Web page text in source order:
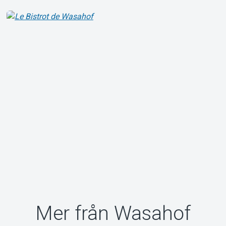
Mer från Wasahof